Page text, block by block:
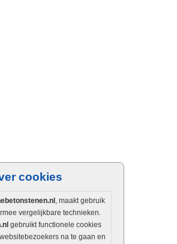
cookies
, maakt gebruik
vergelijkbare technieken.
gebruikt functionele cookies
na te gaan en